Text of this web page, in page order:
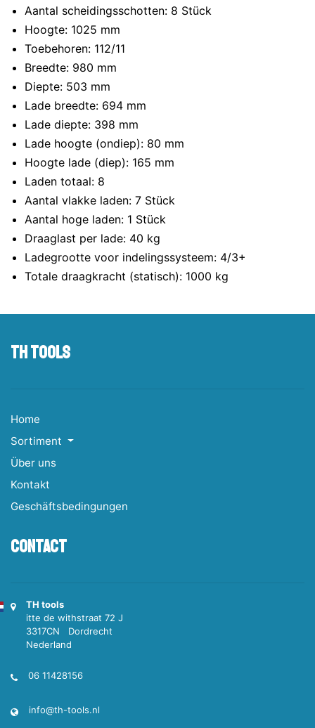
Aantal scheidingsschotten: 8 Stück
Hoogte: 1025 mm
Toebehoren: 112/11
Breedte: 980 mm
Diepte: 503 mm
Lade breedte: 694 mm
Lade diepte: 398 mm
Lade hoogte (ondiep): 80 mm
Hoogte lade (diep): 165 mm
Laden totaal: 8
Aantal vlakke laden: 7 Stück
Aantal hoge laden: 1 Stück
Draaglast per lade: 40 kg
Ladegrootte voor indelingssysteem: 4/3+
Totale draagkracht (statisch): 1000 kg
TH tools
Home
Sortiment
Über uns
Kontakt
Geschäftsbedingungen
Contact
TH tools
itte de withstraat 72 J
3317CN Dordrecht
Nederland
06 11428156
info@th-tools.nl